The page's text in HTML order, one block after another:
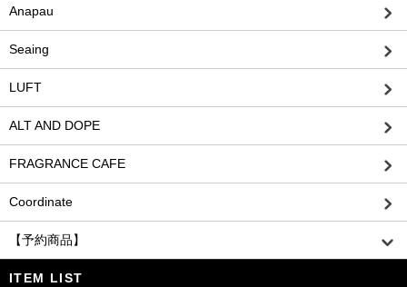
Anapau
Seaing
LUFT
ALT AND DOPE
FRAGRANCE CAFE
Coordinate
【予約商品】
ITEM LIST